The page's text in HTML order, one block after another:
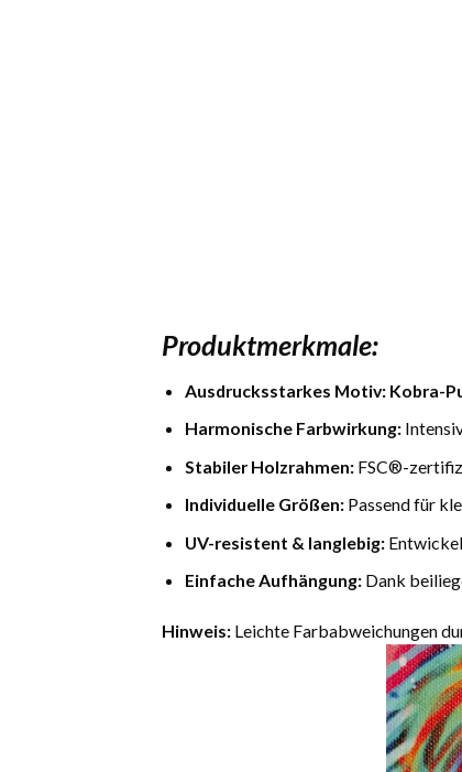
Produktmerkmale:
Ausdrucksstarkes Motiv: Kobra-
Harmonische Farbwirkung:
Stabiler Holzrahmen:FSC®-
Individuelle Größen:Passend für
UV-resistent & langlebig:
Einfache Aufhängung:Dank
Hinweis: Leichte Farbabweichungen